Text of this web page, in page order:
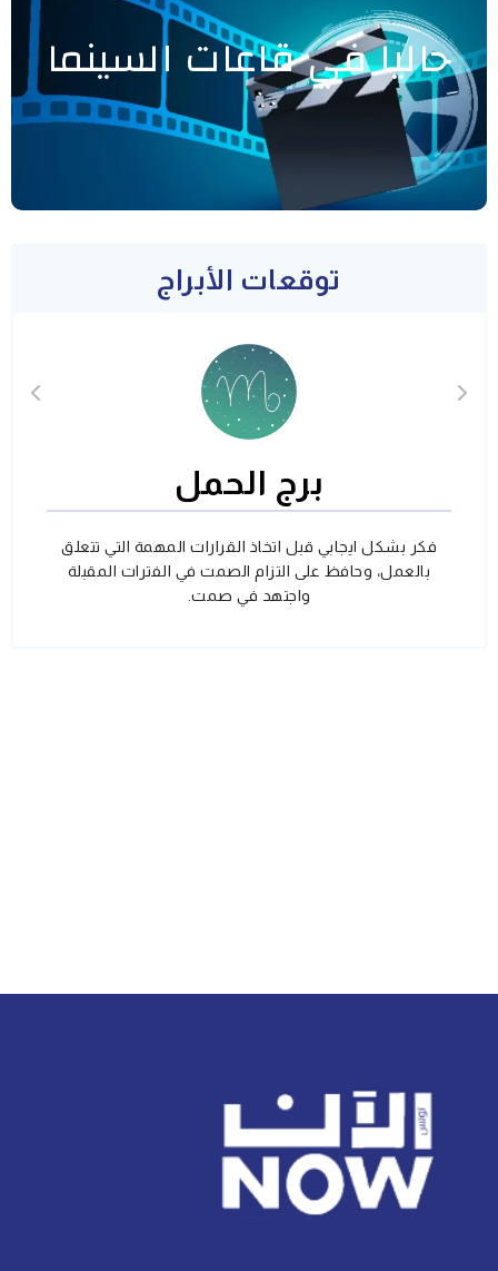
حاليا في قاعات السينما
توقعات الأبراج
برج الحمل
فكر بشكل ايجابي قبل اتخاذ القرارات المهمة التي تتعلق
بالعمل، وحافظ على التزام الصمت في الفترات المقبلة
واجتهد في صمت.